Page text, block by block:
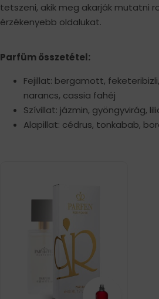
tetszeni, akik meg akarják mutatni
érzékenyebb oldalukat.
Parfüm összetétel:
Fejillat: bergamott,
narancs, cassia fahéj
Szívillat: jázmin, gyöngyvirág,
Alapillat: cédrus, tonkabab,